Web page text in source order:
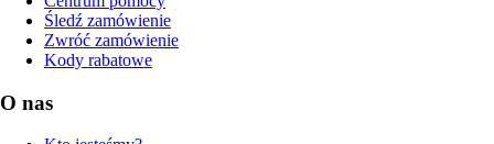
Śledź zamówienie
Zwróć zamówienie
Kody rabatowe
O nas